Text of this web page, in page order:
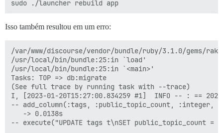
Isso também resultou em um erro:
/var/www/discourse/vendor/bundle/ruby/3.1.0/gems/
/usr/local/bin/bundle:25:in `load'
/usr/local/bin/bundle:25:in `<main>'
Tasks: TOP => db:migrate
(See full trace by running task with --trace)
I, [2023-01-20T15:27:00.834259 #1]  INFO -- : ==
-- add_column(:tags, :public_topic_count, :integer,
   -> 0.0138s
-- execute("UPDATE tags t\nSET public_topic_count